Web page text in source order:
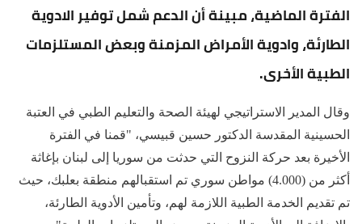
الفترة الماضية، مبينة أن الدعم شمل توفير الادوية
الطارئة، وادوية الأمراض المزمنة وبعض المستلزمات
الطبية الأخرى.
وقال المدير الاستراتيجي لهيئة الصحة والتعليم الطبي في العتبة
الحسينية المقدسة الدكتور حسين قبيسي، "قمنا في الفترة
الأخيرة بعد حركة النزوح التي حدثت من سوريا إلى لبنان بإغاثة
أكثر من (4.000) مواطن سوري تم استقبالهم منطقة بعلبك، حيث
تم تقديم الخدمة الطبية اللازمة لهم، وتأمين الأدوية الطارئة،